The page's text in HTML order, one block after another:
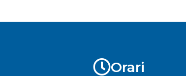
Orari